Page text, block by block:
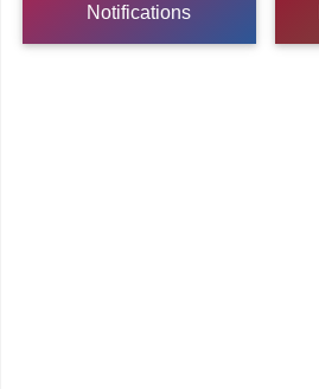
Notifications